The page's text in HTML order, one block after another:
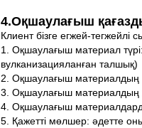
4.Оқшаулағыш
Клиент бізге егжей-
1. Оқшаулағыш материал
вулканизацияланған талшық)
2. Оқшаулағыш материалдың
3. Оқшаулағыш материалдың
4. Оқшаулағыш
5. Қажетті мөлшер: әдетте